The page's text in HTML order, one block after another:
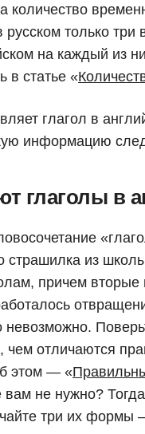
количество
русском только
на каждый из
в статье «
глагол в
информацию
глаголы в
страшилка из
причем вторые
невозможно.
чем отличаются
этом — «
не нужно?
три их формы